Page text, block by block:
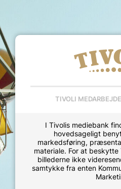
TIVOLI
I Tivolis mediebank
hovedsageligt
markedsføring,
materiale. For at
billederne ikke
samtykke fra enten